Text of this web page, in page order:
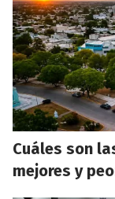
Cuáles son
mejores y